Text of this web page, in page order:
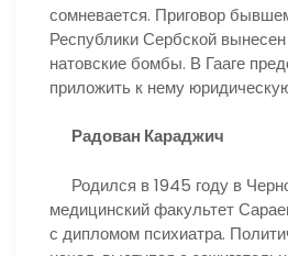
сомневается. Приговор
Республики Сербской
натовские бомбы. В Гааге
приложить к нему
Радован Караджич
Родился в 1945 году в
медицинский факультет
с дипломом психиатра.